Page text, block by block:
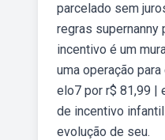
parcelado sem
regras supernanny
incentivo é um
uma operação
elo7 por r$ 81,99 |
de incentivo
evolução de seu.